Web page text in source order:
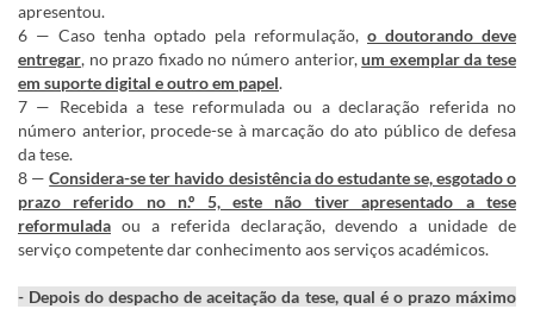
apresentou.
6 — Caso tenha optado pela reformulação, o doutorando deve
entregar, no prazo fixado no número anterior,um exemplar da tese
em suporte digital e outro em papel.
7 — Recebida a tese reformulada ou a declaração referida no
número anterior, procede-se à marcação do ato público de defesa
da tese.
8 —Considera-se ter havido desistência do estudante se, esgotado o
prazo referido no n.º 5, este não tiver apresentado a tese
reformulada ou a referida declaração, devendo a unidade de
serviço competente dar conhecimento aos serviços académicos.
- Depois do despacho de aceitação da tese, qual é o prazo máximo